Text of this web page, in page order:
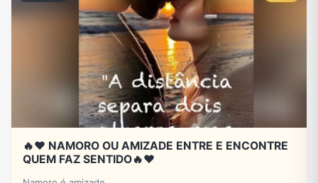
🔥❤️ NAMORO OU AMIZADE ENTRE E ENCONTRE
QUEM FAZ SENTIDO🔥❤️